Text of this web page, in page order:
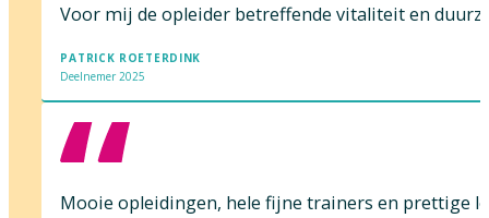
Voor mij de opleider betreffende vitaliteit en
PATRICK ROETERDINK
Deelnemer 2025
Mooie opleidingen, hele fijne trainers en prettige